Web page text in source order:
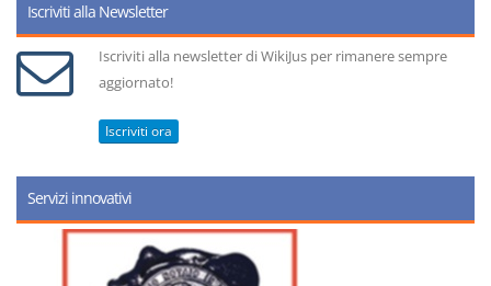
Iscriviti alla Newsletter
Iscriviti alla newsletter di WikiJus per rimanere sempre
aggiornato!
Iscriviti ora
Servizi innovativi